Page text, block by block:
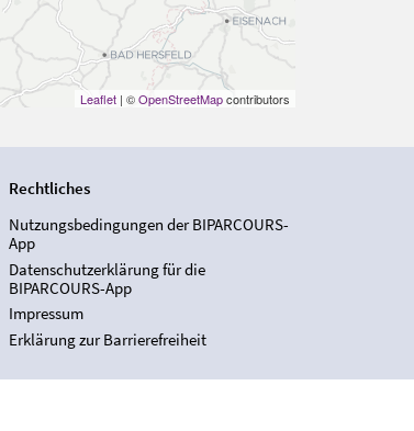
Leaflet| ©OpenStreetMapcontributors
Rechtliches
Nutzungsbedingungen der BIPARCOURS-
App
Datenschutzerklärung für die
BIPARCOURS-App
Impressum
Erklärung zur Barrierefreiheit